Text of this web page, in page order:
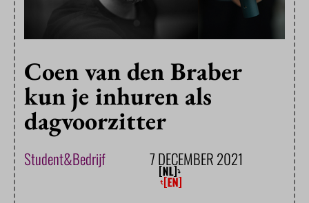
Coen van den Braber
kun je inhuren als
dagvoorzitter
Student&Bedrijf 7 DECEMBER 2021